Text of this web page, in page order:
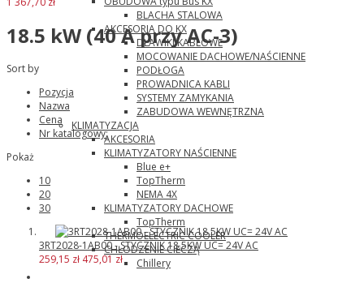
BLACHA STALOWA
AKCESORIA DO KX
DŁAWIKI KABLOWE
MOCOWANIE DACHOWE/NAŚCIENNE
PODŁOGA
PROWADNICA KABLI
SYSTEMY ZAMYKANIA
ZABUDOWA WEWNĘTRZNA
KLIMATYZACJA
AKCESORIA
KLIMATYZATORY NAŚCIENNE
Blue e+
TopTherm
NEMA 4X
KLIMATYZATORY DACHOWE
TopTherm
THERMOELECTRIC COOLER
CHŁODZENIE CIECZĄ
Chillery
18.5 kW (40 A przy AC-3)
Sort by
Pozycja
Nazwa
Cena
Nr katalogowy:
Pokaż
10
20
30
3RT2028-1AB00 - STYCZNIK 18.5KW UC= 24V AC
259,15 zł 475,01 zł